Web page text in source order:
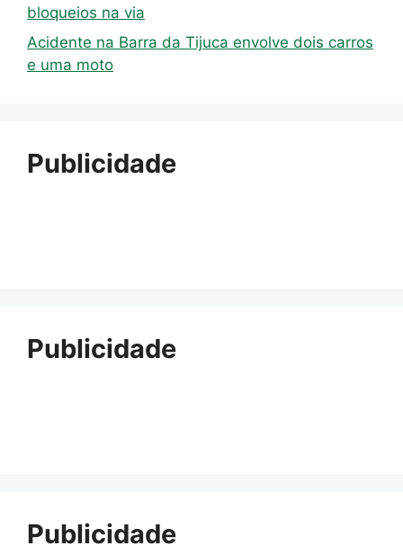
bloqueios na via
Acidente na Barra da Tijuca envolve dois carros
e uma moto
Publicidade
Publicidade
Publicidade